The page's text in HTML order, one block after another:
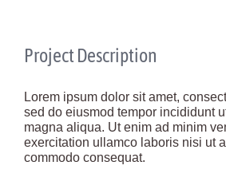
Project Description
Lorem ipsum dolor sit amet,
sed do eiusmod tempor incididunt
magna aliqua. Ut enim ad minim
exercitation ullamco laboris nisi ut
commodo consequat.